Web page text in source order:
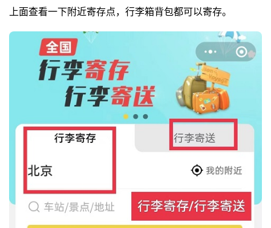
上面查看一下附近寄存点，行李箱背包都可以寄存。